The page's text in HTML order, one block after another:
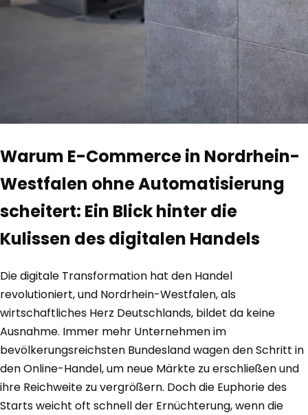
Warum E-Commerce in Nordrhein-
Westfalen ohne Automatisierung
scheitert: Ein Blick hinter die
Kulissen des digitalen Handels
Die digitale Transformation hat den Handel
revolutioniert, und Nordrhein-Westfalen, als
wirtschaftliches Herz Deutschlands, bildet da keine
Ausnahme. Immer mehr Unternehmen im
bevölkerungsreichsten Bundesland wagen den Schritt in
den Online-Handel, um neue Märkte zu erschließen und
ihre Reichweite zu vergrößern. Doch die Euphorie des
Starts weicht oft schnell der Ernüchterung, wenn die